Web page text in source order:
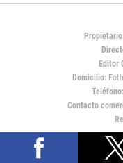
Editor
Domicilio:
Teléfono:
Contacto